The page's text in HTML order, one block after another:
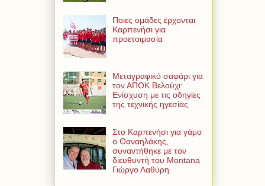
Ποιες ομάδες έρχονται
Καρπενήσι για
προετοιμασία
Μεταγραφικό σαφάρι για
τον ΑΠΟΚ Βελούχι:
Ενίσχυση με τις οδηγίες
της τεχνικής ηγεσίας
Στο Καρπενήσι για γάμο
ο Θαναηλάκης,
συναντήθηκε με τον
διευθυντή του Montana
Γιώργο Λαθύρη